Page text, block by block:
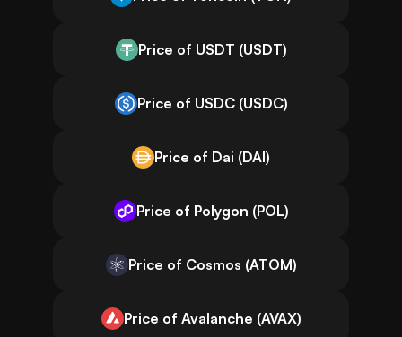
Price of USDT (USDT)
Price of USDC (USDC)
Price of Dai (DAI)
Price of Polygon (POL)
Price of Cosmos (ATOM)
Price of Avalanche (AVAX)